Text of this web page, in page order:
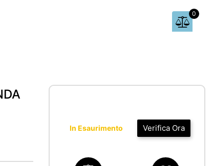
0
Verifica Ora
In Esaurimento